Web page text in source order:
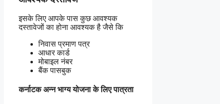
इसके लिए आपके पास कुछ आवश्यक
दस्तावेजों का होना आवश्यक है जैसे कि
निवास प्रमाण पत्र
आधार कार्ड
मोबाइल नंबर
बैंक पासबुक
कर्नाटक अन्न भाग्य योजना के लिए पात्रता